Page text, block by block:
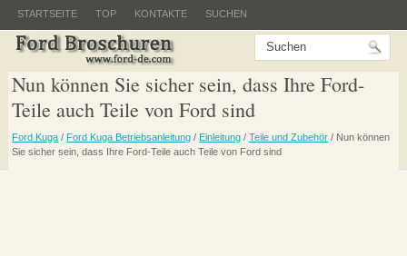
STARTSEITE TOP KONTAKTE SUCHEN
Nun können Sie sicher sein, dass Ihre Ford-
Teile auch Teile von Ford sind
Ford Kuga / Ford Kuga Betriebsanleitung / Einleitung /Teile und Zubehör / Nun können
Sie sicher sein, dass Ihre Ford-Teile auch Teile von Ford sind